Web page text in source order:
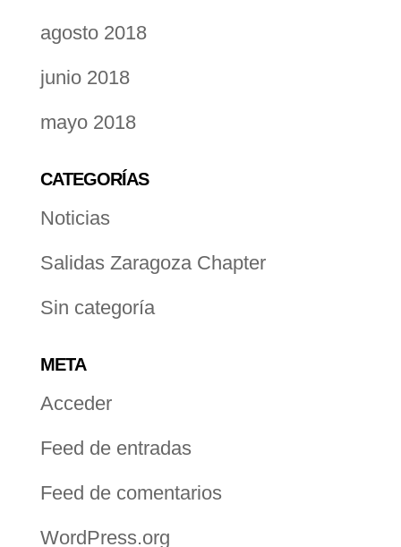
agosto 2018
junio 2018
mayo 2018
CATEGORÍAS
Noticias
Salidas Zaragoza Chapter
Sin categoría
META
Acceder
Feed de entradas
Feed de comentarios
WordPress.org